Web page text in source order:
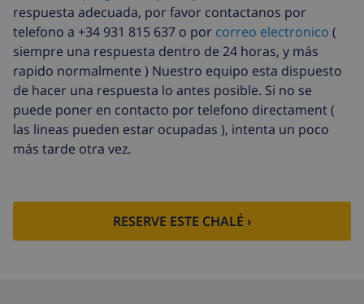
respuesta adecuada, por favor contactanos por
telefono a +34 931 815 637 o por correo electronico (
siempre una respuesta dentro de 24 horas, y más
rapido normalmente ) Nuestro equipo esta dispuesto
de hacer una respuesta lo antes posible. Si no se
puede poner en contacto por telefono directament (
las lineas pueden estar ocupadas ), intenta un poco
más tarde otra vez.
RESERVE ESTE CHALÉ ›